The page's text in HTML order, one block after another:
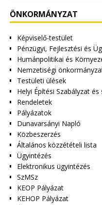
ÖNKORMÁNYZAT
Képviselő-testület
Pénzügyi, Fejlesztési és
Humánpolitikai és
Nemzetiségi
Testületi ülések
Helyi Építési Szabályzat
Rendeletek
Pályázatok
Dunavarsányi Napló
Közbeszerzés
Általános közzétételi lista
Ügyintézés
Elektronikus ügyintézés
SzMSz
KEOP Pályázat
KEHOP Pályázat